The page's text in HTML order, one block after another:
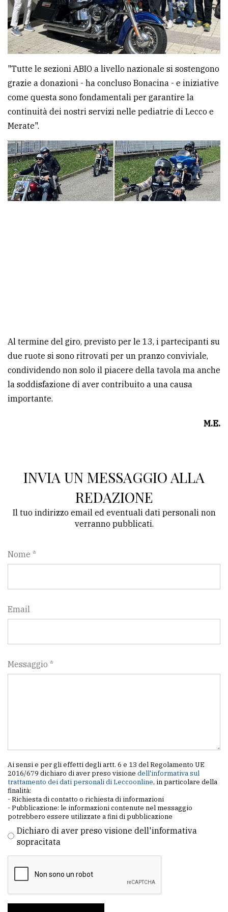
"Tutte le sezioni ABIO a livello nazionale si sostengono
grazie a donazioni - ha concluso Bonacina - e iniziative
come questa sono fondamentali per garantire la
continuità dei nostri servizi nelle pediatrie di Lecco e
Merate".
Al termine del giro, previsto per le 13, i partecipanti su
due ruote si sono ritrovati per un pranzo conviviale,
condividendo non solo il piacere della tavola ma anche
la soddisfazione di aver contribuito a una causa
importante.
M.E.
INVIA UN MESSAGGIO ALLA
REDAZIONE
Il tuo indirizzo email ed eventuali dati personali non
verranno pubblicati.
Nome *
Email
Messaggio *
Ai sensi e per gli effetti degli artt. 6 e 13 del Regolamento UE
2016/679 dichiaro di aver preso visione dell'informativa sul
trattamento dei dati personali di Leccoonline, in particolare della
finalità:
- Richiesta di contatto o richiesta di informazioni
- Pubblicazione: le informazioni contenute nel messaggio
potrebbero essere utilizzate a fini di pubblicazione
Dichiaro di aver preso visione dell'informativa
sopracitata